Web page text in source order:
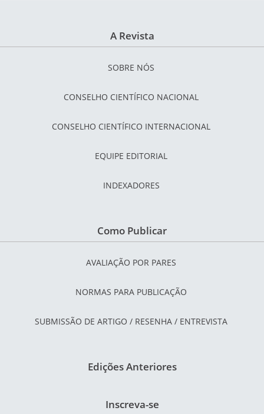
A Revista
SOBRE NÓS
CONSELHO CIENTÍFICO NACIONAL
CONSELHO CIENTÍFICO INTERNACIONAL
EQUIPE EDITORIAL
INDEXADORES
Como Publicar
AVALIAÇÃO POR PARES
NORMAS PARA PUBLICAÇÃO
SUBMISSÃO DE ARTIGO / RESENHA / ENTREVISTA
Edições Anteriores
Inscreva-se